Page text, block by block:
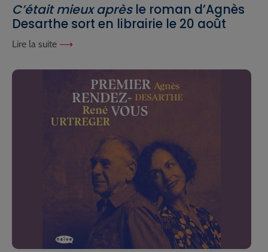
C’était mieux aprèsle roman d’Agnès
Desarthe sort en librairie le 20 août
Lire la suite